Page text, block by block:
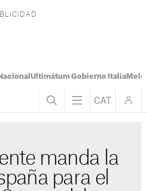
Ultimátum Gobierno Italia
manda la
para el